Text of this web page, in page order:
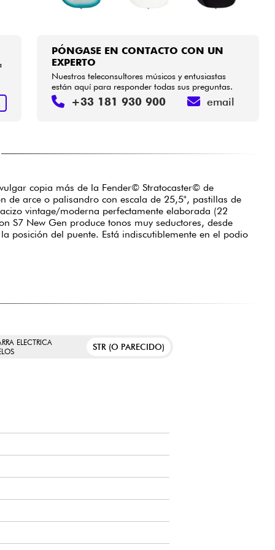
PÓNGASE EN CONTACTO CON UN
EXPERTO
Nuestros teleconsultores músicos y entusiastas
están aquí para responder todas sus preguntas.
+33 181 930 900 email
copia más de la Fender© Stratocaster© de
de arce o palisandro con escala de 25,5", pastillas de
vintage/moderna perfectamente elaborada (22
S7 New Gen produce tonos muy seductores, desde
posición del puente. Está indiscutiblemente en el podio
ELECTRICA
STR (O PARECIDO)